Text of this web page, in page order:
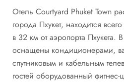
Отель Courtyard Phuket Town
города Пхукет, находится
в 32 км от аэропорта Пхукета.
оснащены кондиционерами,
спутниковым и кабельным
гостей оборудованный фитнес-